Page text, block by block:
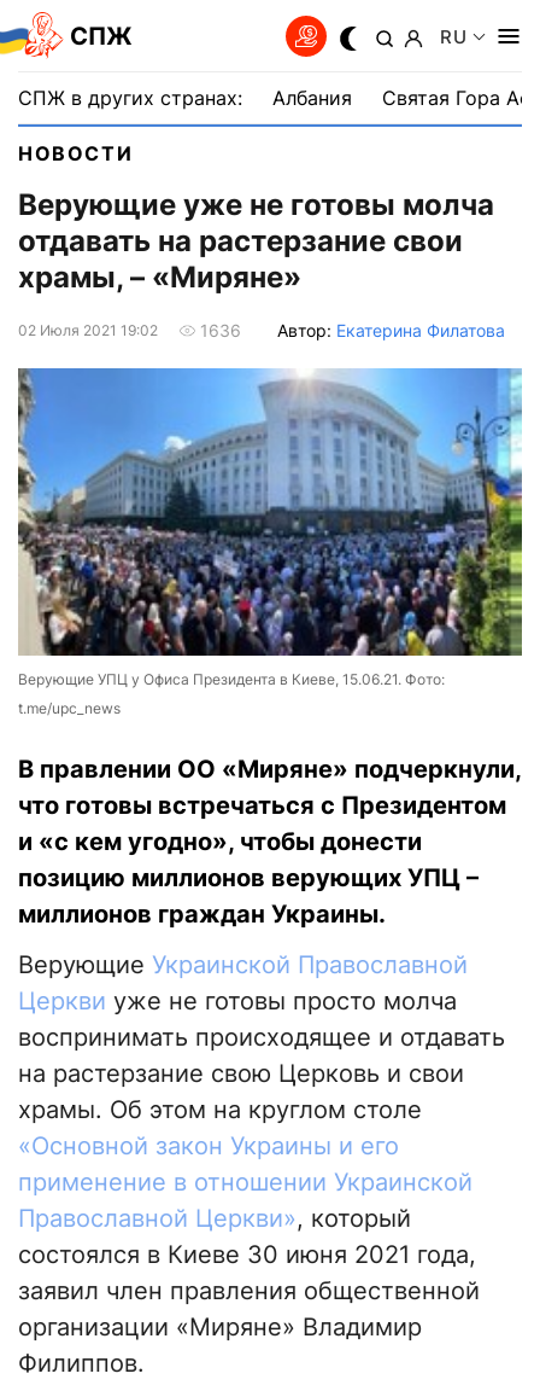
СПЖ RU
СПЖ в других странах: Албания Святая Гора
НОВОСТИ
Верующие уже не готовы молча
отдавать на растерзание свои
храмы, – «Миряне»
02 Июля 2021 19:02 1636 Автор: Екатерина Филатова
Верующие УПЦ у Офиса Президента в Киеве, 15.06.21. Фото:
t.me/upc_news
В правлении ОО «Миряне» подчеркнули,
что готовы встречаться с Президентом
и «с кем угодно», чтобы донести
позицию миллионов верующих УПЦ –
миллионов граждан Украины.
Верующие Украинской Православной
Церкви уже не готовы просто молча
воспринимать происходящее и отдавать
на растерзание свою Церковь и свои
храмы. Об этом на круглом столе
«Основной закон Украины и его
применение в отношении Украинской
Православной Церкви», который
состоялся в Киеве 30 июня 2021 года,
заявил член правления общественной
организации «Миряне» Владимир
Филиппов.